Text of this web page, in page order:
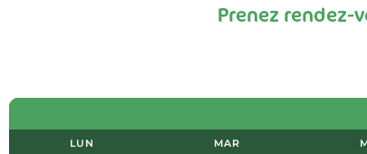
Prenez rendez-
LUN MAR